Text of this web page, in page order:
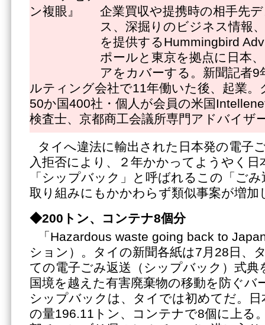
企業買収や提携時の相手先
ス、深掘りのビジネス情報
を提供するHummingbird
ポールと東京を拠点に日本
アをカバーする。新聞記者9
ルティング会社で11年働いた後、起業
50か国400社・個人が会員の米国
検査士、京都商工会議所専門アドバイザ
タイへ違法に輸出された日本発の電子
入拒否により、２年かかってようやく
「シップバック」と呼ばれるこの「ご
取り組みにもかかわらず類似事案が増加
◆200トン、コンテナ8個分
「Hazardous waste going back to
ション）。タイの新聞各紙は7月28日、
ての電子ごみ返送（シップバック）式典
国境を越えた有害廃棄物の移動を防ぐバ
シップバックは、タイでは初めてだ。
の量196.11トン、コンテナで8個に上る